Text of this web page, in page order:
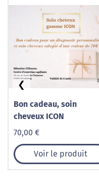
Bon cadeau, soin
cheveux ICON
70,00 €
Voir le produit
❮